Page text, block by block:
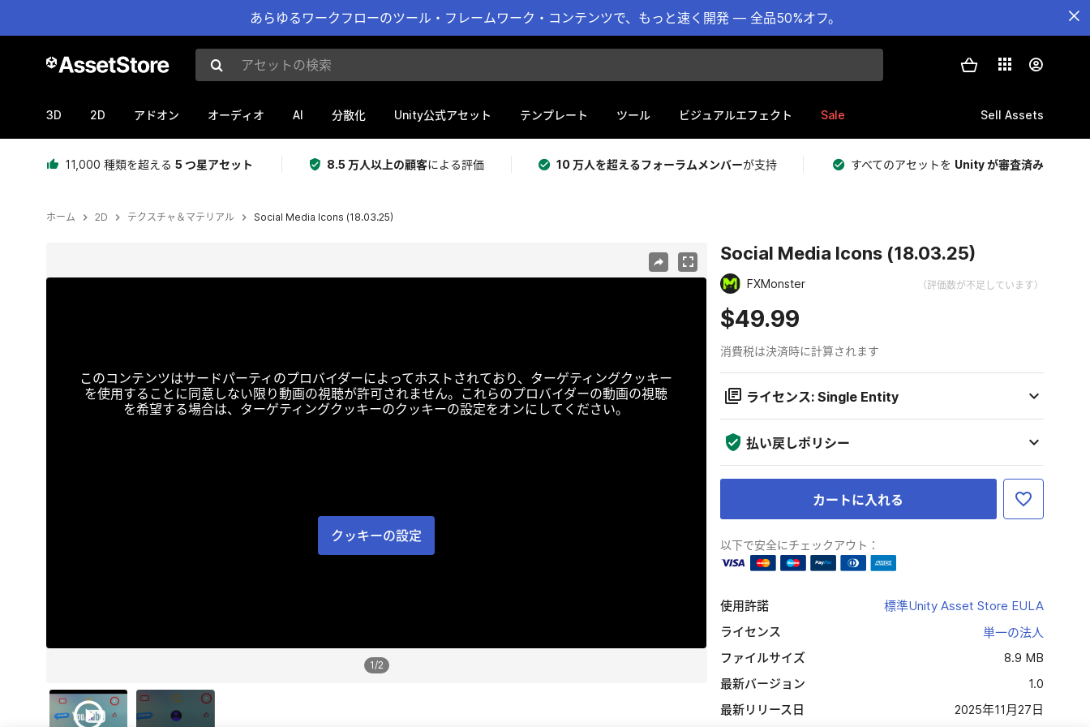
あらゆるワークフローのツール・フレームワーク・コンテンツで、もっと速く開発 — 全品50%オフ。
アセットの検索
3D 2D アドオン オーディオ AI 分散化 Unity公式アセット テンプレート ツール ビジュアルエフェクト Sale Sell Assets
11,000 種類を超える 5 つ星アセット 8.5 万人以上の顧客による評価 10 万人を超えるフォーラムメンバーが支持 すべてのアセットを Unity が審査済み
ホーム 2D テクスチャ＆マテリアル Social Media Icons (18.03.25)
このコンテンツはサードパーティのプロバイダーによってホストされており、ターゲティングクッキー
を使用することに同意しない限り動画の視聴が許可されません。これらのプロバイダーの動画の視聴
を希望する場合は、ターゲティングクッキーのクッキーの設定をオンにしてください。
クッキーの設定
1/2
Social Media Icons (18.03.25)
FXMonster （評価数が不足しています）
$49.99
消費税は決済時に計算されます
ライセンス: Single Entity
払い戻しポリシー
カートに入れる
以下で安全にチェックアウト：
使用許諾
標準Unity Asset Store EULA
ライセンス
単一の法人
ファイルサイズ
8.9 MB
最新バージョン
1.0
最新リリース日
2025年11月27日